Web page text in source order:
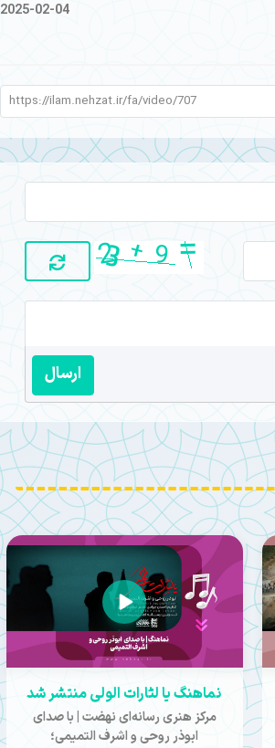
2025-02-04
ارسال
نماهنگ یا لثارات الولی منتشر شد
مرکز هنری رسانه‌ای نهضت | با صدای
ابوذر روحی و اشرف التمیمی؛